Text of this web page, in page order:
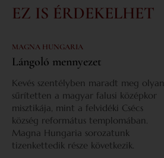
EZ IS ÉRDEKELHET
MAGNA HUNGARIA
Lángoló mennyezet
Kevés szentélyben maradt meg olyan
sűrítetten a magyar falusi középkor
misztikája, mint a felvidéki Csécs
község református templomában.
Magna Hungaria sorozatunk
tizenkettedik része következik.